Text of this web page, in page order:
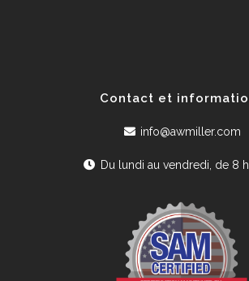
Contact et
info@awmiller.com
Du lundi au vendredi, de 8 h